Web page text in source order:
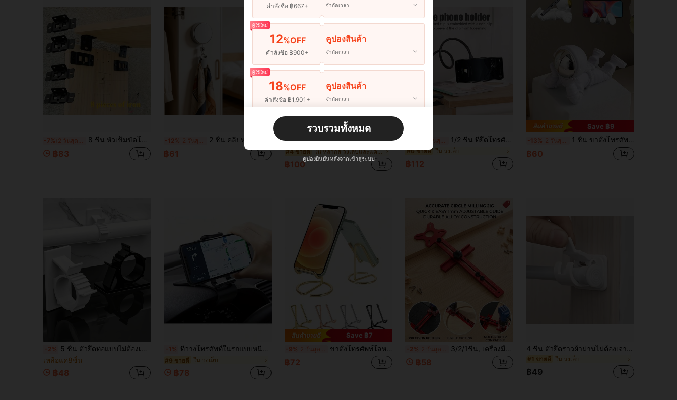
-7% 8 ชิ้น หัวเข็มขัดโลหะยึด 2-In-1 คลิป, ตัวเชื่อมต่อชั้นวางรูปตัว L 90 องศา, ฮาร์ดแวร์ขายึดหนา, เหมาะสำหรับการติดตั้งเฟอร์นิเจอร์, ประกอบง่ายโดยไม่ต้องใช้เครื่องมือที่ซับซ้อน
฿83
-12% 2 ชิ้น คลิปหมวกดึงง่ายแบบยืดหดได้, คลิปโลหะไม่ต้องเจาะ, คลิปเก็บหมวกแบบกาว, ความยาวขยายได้ 60 ซม., เหมาะสำหรับเก็บผ้าเช็ดตัว, กุญแจ, ตะขอแขวนในครัวและห้องน้ำ
฿61
Save ฿69
-41% 2 ชิ้น ฉากรับชั้นแบบพับได้สแตนเลสสตีล สปริงเคลื่อนย้ายได้ ประหยัดพื้นที่ DIY ติดผนัง ฉากรับชั้นสามเหลี่ยมสำหรับโต๊ะและม้านั่ง พร้อมสกรู
#4 ขายดี ใน หลากสี วงเล็บและแคลมป์
฿100
1/2 ชิ้น ที่ยึดโทรศัพท์แบบสากล แขนยืดหยุ่น ปรับได้ คลิปยึดโทรศัพท์ สำหรับบ้าน ข้างเตียง โต๊ะตั้งโต๊ะ ที่วางโทรศัพท์อัจฉริยะ
#6 ขายดี ใน วงเล็บ
฿112
Save ฿9
-13% 1 ชิ้น ขาตั้งโทรศัพท์อวกาศหรูหรา, ชิ้นตกแต่งขนาดเล็ก, อุปกรณ์สำหรับดูรายการ, บนโต๊ะทำงาน, ถ่ายทอดสด, พนักพิงสำหรับคนที่นั่งงอ
฿60
-2% 5 ชิ้น ตัวยึดท่อแบบไม่ต้องเจาะ, คลิปจัดระเบียบสายยางและสายไฟแบบยืดหยุ่น, ฐานยึดสายไฟแบบปรับได้, ตัวยึดสายไฟแบบเสียบสองส่วน
เหลือแค่8ชิ้น
฿48
-1% ที่วางโทรศัพท์ในรถแบบหนีบ 1 ชิ้น, ที่วางโทรศัพท์ในรถยนต์แบบมัลติฟังก์ชั่น, แท่นวางโทรศัพท์บนแดชบอร์ด
#9 ขายดี ใน วงเล็บ
฿78
Save ฿7
-9% 2 วันสุดท้าย ขาตั้งโทรศัพท์โลหะลวดเหล็ก, ขาตั้งโทรศัพท์/แท็บเล็ตตั้งโต๊ะเหล็กมินิมอล, ขาตั้งโทรศัพท์/แท็บเล็ตโลหะสร้างสรรค์ ของตกแต่งบ้าน
฿72
-2% 2 วันสุดท้าย 3/2/1ชิ้น, เครื่องมือจับงานไม้แบบมัลติฟังก์ชัน 3-In-1, เครื่องมือจับร่องมิลลิ่งแม่นยำ 3-In-1, เครื่องมือตัดและมิลลิ่งงานไม้แบบมัลติฟังก์ชันปรับได้ - เครื่องมือตัดและมิลลิ่งวงกลมแม่นยำพร้อมเครื่องมือจับร่องปรับได้ เหมาะสำหรับงานไม้, โครงการ DIY, ผู้ชื่นชอบงานฝีมือ. เครื่องมือตัดมิลลิ่งวงกลม 3-In-1 สำหรับผู้ชาย, เครื่องมือตัดงานแม่นยำ, เครื่องมือตัดมัลติฟังก์ชันสำหรับปรับปรุงบ้านแบบหนัก
฿58
4 ชิ้น ตัวยึดราวผ้าม่านไม่ต้องเจาะ, ตะขอแขวนผนังปรับได้, สากล - โปร่งใส, ติดตั้งง่าย, ทนทาน & หลากหลายฟังก์ชัน
#1 ขายดี ใน วงเล็บ
฿49
คำสั่งซื้อ ฿667+ จำกัดเวลา
ผู้ใช้ใหม่
12%OFF
คำสั่งซื้อ ฿900+
คูปองสินค้า
จำกัดเวลา
ผู้ใช้ใหม่
18%OFF
คำสั่งซื้อ ฿1,901+
คูปองสินค้า
จำกัดเวลา
22 คูปองสินค้า
รวบรวมทั้งหมด
คูปองยืนยันหลังจากเข้าสู่ระบบ